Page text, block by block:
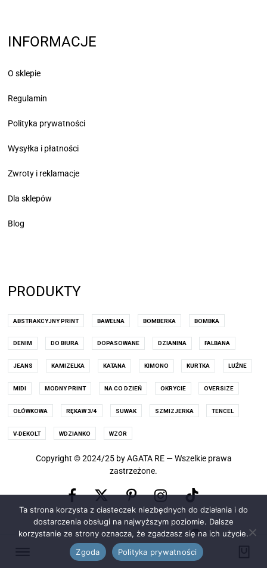
INFORMACJE
O sklepie
Regulamin
Polityka prywatności
Wysyłka i płatności
Zwroty i reklamacje
Dla sklepów
Blog
PRODUKTY
ABSTRAKCYJNY PRINT BAWEŁNA BOMBERKA BOMBKA
DENIM DO BIURA DOPASOWANE DZIANINA FALBANA
JEANS KAMIZELKA KATANA KIMONO KURTKA LUŹNE
MIDI MODNY PRINT NA CO DZIEŃ OKRYCIE OVERSIZE
OŁÓWKOWA RĘKAW 3/4 SUWAK SZMIZJERKA TENCEL
V-DEKOLT WDZIANKO WZÓR
Facebook
X
(old
Twitter)
PinterestInstagram
TikTok
Copyright © 2024/25 by AGATA RE — Wszelkie prawa
zastrzeżone.
0
Ta strona korzysta z ciasteczek niezbędnych do działania i do
dostarczenia obsługi na najwyższym poziomie. Dalsze
korzystanie ze strony oznacza, że zgadzasz się na ich użycie.
Zgoda
Polityka prywatności